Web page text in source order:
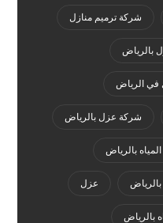
شركة ترميم منازل
بالرياض
في الرياض
شركة عزل بالرياض
بالرياض
عزل
بالرياض